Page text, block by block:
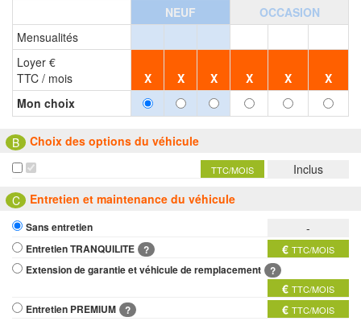
NEUF
OCCASION
Mensualités
Loyer €
TTC / mois
X X X X X
X
Mon choix
B Choix des options du véhicule
TTC/MOIS
Inclus
C
Entretien et maintenance du véhicule
Sans entretien -
Entretien TRANQUILITE ? € TTC/MOIS
Extension de garantie et véhicule de remplacement ?
€ TTC/MOIS
Entretien PREMIUM ? € TTC/MOIS